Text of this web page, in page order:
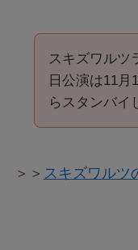
スキズワルツ
日公演は11月
らスタンバイ
＞＞ スキズワルツ